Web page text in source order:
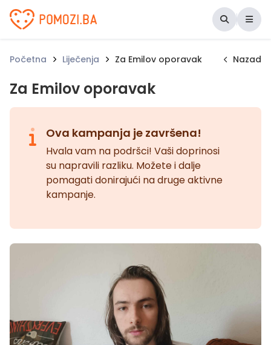
Udruženje Pomozi.ba
Početna Liječenja Za Emilov oporavak Nazad
Za Emilov oporavak
Ova kampanja je završena!
Hvala vam na podršci! Vaši doprinosi
su napravili razliku. Možete i dalje
pomagati donirajući na druge aktivne
kampanje.